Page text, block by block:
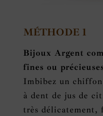
MÉTHODE 1
Bijoux Argent
fines ou précieuses
Imbibez un
à dent de jus de
très délicatement,